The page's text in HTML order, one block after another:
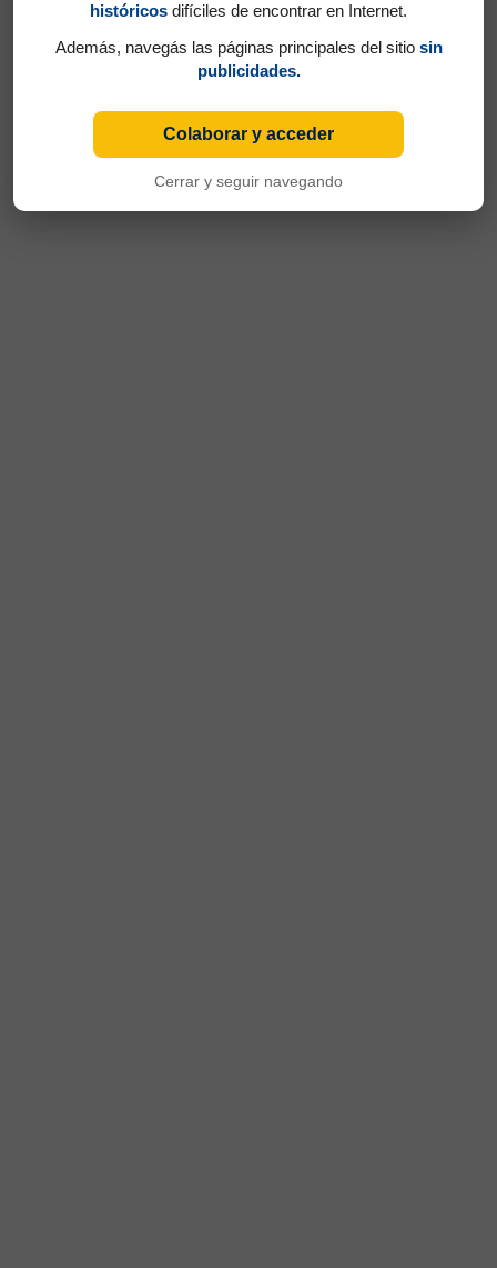
históricos difíciles de encontrar en Internet.
Además, navegás las páginas principales del sitio sin
publicidades.
Colaborar y acceder
Cerrar y seguir navegando